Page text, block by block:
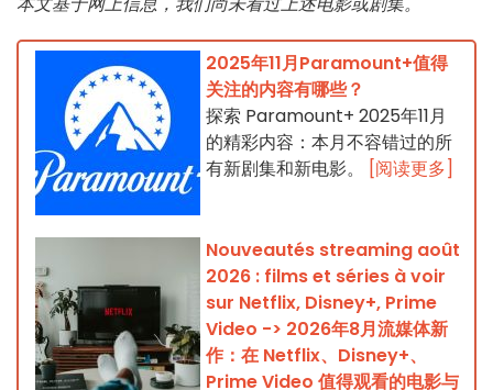
2025年11月Paramount+值得
关注的内容有哪些？
探索 Paramount+ 2025年11月
的精彩内容：本月不容错过的所
有新剧集和新电影。
[阅读更多]
Nouveautés streaming août
2026 : films et séries à voir
sur Netflix, Disney+, Prime
Video -> 2026年8月流媒体新
作：在 Netflix、Disney+、
Prime Video 值得观看的电影与